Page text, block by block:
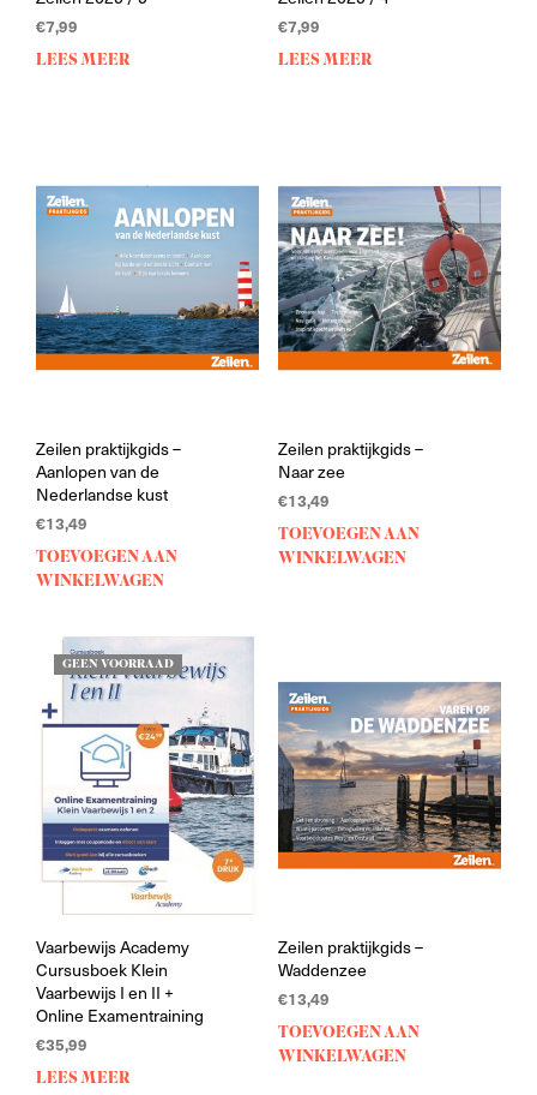
€7,99
LEES MEER
€7,99
LEES MEER
Zeilen praktijkgids –
Aanlopen van de
Nederlandse kust
€13,49
TOEVOEGEN AAN
WINKELWAGEN
Zeilen praktijkgids –
Naar zee
€13,49
TOEVOEGEN AAN
WINKELWAGEN
GEEN VOORRAAD
Vaarbewijs Academy
Cursusboek Klein
Vaarbewijs I en II +
Online Examentraining
€35,99
LEES MEER
Zeilen praktijkgids –
Waddenzee
€13,49
TOEVOEGEN AAN
WINKELWAGEN